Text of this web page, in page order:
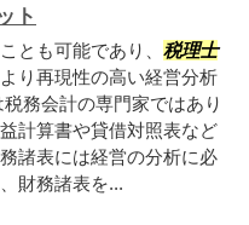
ト
とも可能であり、 税理士
り再現性の高い経営分析
税務会計の専門家ではあり
計算書や貸借対照表など
諸表には経営の分析に必
財務諸表を...